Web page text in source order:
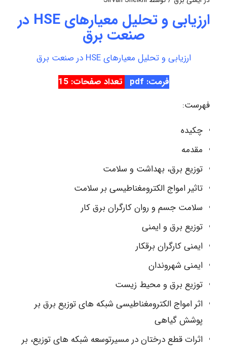
ارزیابی و تحلیل معیارهای HSE در
صنعت برق
ارزیابی و تحلیل معیارهای HSE در صنعت برق
فرمت: pdf
تعداد صفحات: 15
فهرست:
چکیده
مقدمه
توزیع برق، بهداشت و سلامت
تاثیر امواج الکترومغناطیسی بر سلامت
سلامت جسم و روان کارگران برق کار
توزیع برق و ایمنی
ایمنی کارگران برقکار
ایمنی شهروندان
توزیع برق و محیط زیست
اثر امواج الکترومغناطیسی شبکه های توزیع برق بر
پوشش گیاهی
اثرات قطع درختان در مسیرتوسعه شبکه های توزیع، بر